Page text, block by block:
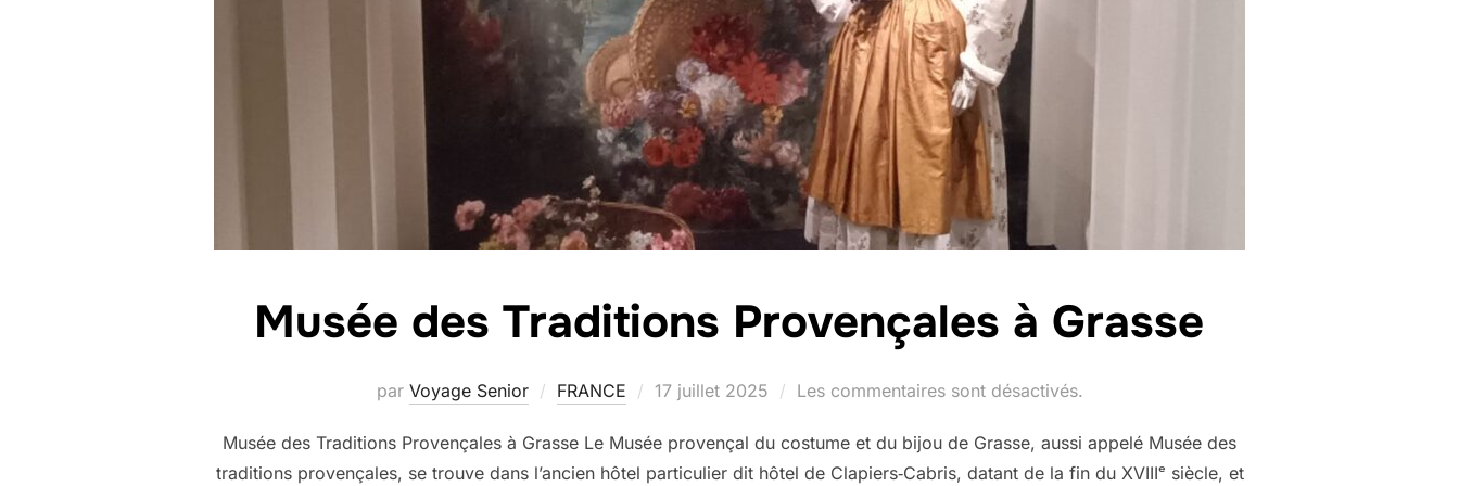
Musée des Traditions Provençales à Grasse
par Voyage Senior FRANCE
Publié
17 juillet 2025 Les commentaires sont désactivés.
Musée des Traditions Provençales à Grasse Le Musée provençal du costume et du bijou de Grasse, aussi appelé Musée des
traditions provençales, se trouve dans l’ancien hôtel particulier dit hôtel de Clapiers‑Cabris, datant de la fin du XVIIIᵉ siècle, et